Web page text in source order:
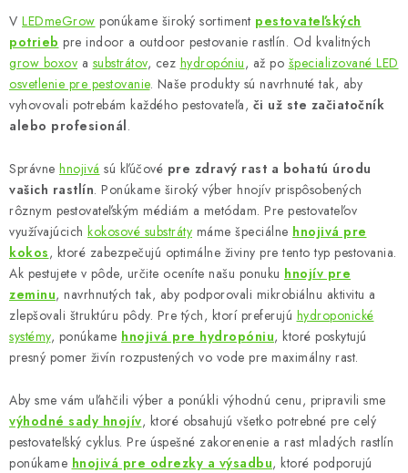
v
l
á
d
a
c
i
e
p
r
v
k
y
v
ý
p
i
s
u
V LEDmeGrow ponúkame široký sortiment pestovateľských
potrieb pre indoor a outdoor pestovanie rastlín. Od kvalitných
grow boxov a substrátov, cez hydropóniu, až po špecializované LED
osvetlenie pre pestovanie. Naše produkty sú navrhnuté tak, aby
vyhovovali potrebám každého pestovateľa, či už ste začiatočník
alebo profesionál.
Správne hnojivá sú kľúčové pre zdravý rast a bohatú úrodu
vašich rastlín. Ponúkame široký výber hnojív prispôsobených
rôznym pestovateľským médiám a metódam. Pre pestovateľov
využívajúcich kokosové substráty máme špeciálne hnojivá pre
kokos, ktoré zabezpečujú optimálne živiny pre tento typ pestovania.
Ak pestujete v pôde, určite oceníte našu ponuku hnojív pre
zeminu, navrhnutých tak, aby podporovali mikrobiálnu aktivitu a
zlepšovali štruktúru pôdy. Pre tých, ktorí preferujú hydroponické
systémy, ponúkame hnojivá pre hydropóniu, ktoré poskytujú
presný pomer živín rozpustených vo vode pre maximálny rast.
Aby sme vám uľahčili výber a ponúkli výhodnú cenu, pripravili sme
výhodné sady hnojív, ktoré obsahujú všetko potrebné pre celý
pestovateľský cyklus. Pre úspešné zakorenenie a rast mladých rastlín
ponúkame hnojivá pre odrezky a výsadbu, ktoré podporujú